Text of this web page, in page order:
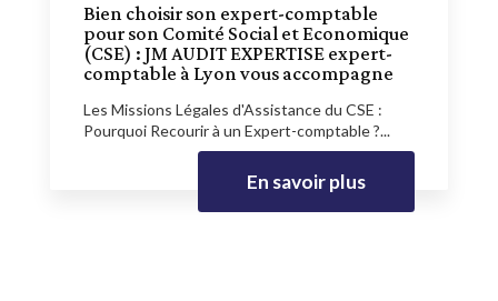
Bien choisir son expert-comptable
pour son Comité Social et Economique
(CSE) : JM AUDIT EXPERTISE expert-
comptable à Lyon vous accompagne
Les Missions Légales d'Assistance du CSE :
Pourquoi Recourir à un Expert-comptable ?...
En savoir plus